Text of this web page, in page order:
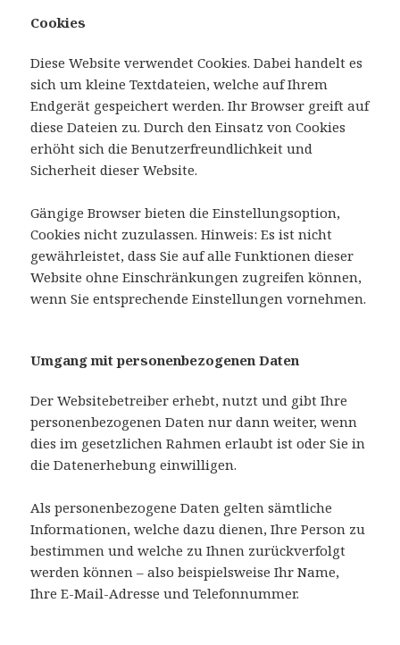
Cookies
Diese Website verwendet Cookies. Dabei handelt es
sich um kleine Textdateien, welche auf Ihrem
Endgerät gespeichert werden. Ihr Browser greift auf
diese Dateien zu. Durch den Einsatz von Cookies
erhöht sich die Benutzerfreundlichkeit und
Sicherheit dieser Website.
Gängige Browser bieten die Einstellungsoption,
Cookies nicht zuzulassen. Hinweis: Es ist nicht
gewährleistet, dass Sie auf alle Funktionen dieser
Website ohne Einschränkungen zugreifen können,
wenn Sie entsprechende Einstellungen vornehmen.
Umgang mit personenbezogenen Daten
Der Websitebetreiber erhebt, nutzt und gibt Ihre
personenbezogenen Daten nur dann weiter, wenn
dies im gesetzlichen Rahmen erlaubt ist oder Sie in
die Datenerhebung einwilligen.
Als personenbezogene Daten gelten sämtliche
Informationen, welche dazu dienen, Ihre Person zu
bestimmen und welche zu Ihnen zurückverfolgt
werden können – also beispielsweise Ihr Name,
Ihre E-Mail-Adresse und Telefonnummer.